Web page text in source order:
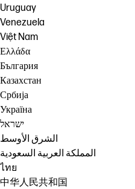
Uruguay
Venezuela
Việt Nam
Ελλάδα
България
Казахстан
Србија
Україна
ישראל
الشرق الأوسط
المملكة العربية السعودية
ไทย
中华人民共和国